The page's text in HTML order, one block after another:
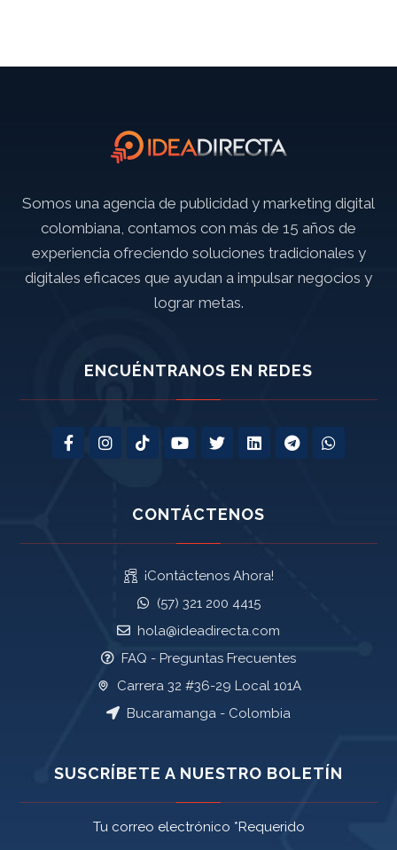
Somos una agencia de publicidad y marketing digital
colombiana, contamos con más de 15 años de
experiencia ofreciendo soluciones tradicionales y
digitales eficaces que ayudan a impulsar negocios y
lograr metas.
ENCUÉNTRANOS EN REDES
CONTÁCTENOS
¡Contáctenos Ahora!
(57) 321 200 4415
hola@ideadirecta.com
FAQ - Preguntas Frecuentes
Carrera 32 #36-29 Local 101A
Bucaramanga - Colombia
SUSCRÍBETE A NUESTRO BOLETÍN
Tu correo electrónico *Requerido